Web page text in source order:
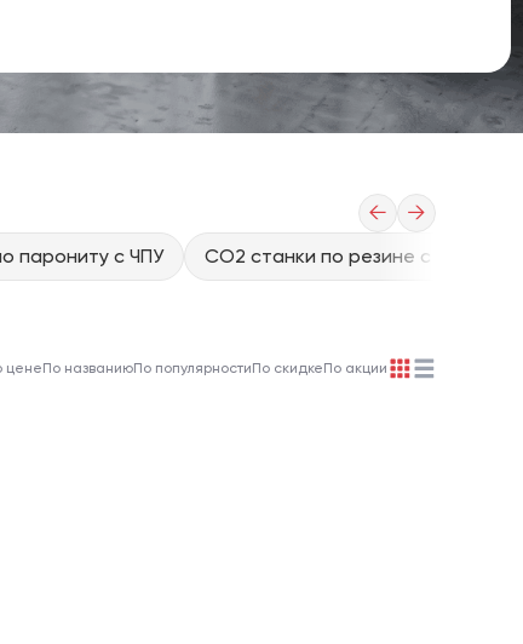
← →
парониту с ЧПУ CO2 станки по резине с ЧПУ
ценеПо названиюПо популярностиПо скидкеПо акции